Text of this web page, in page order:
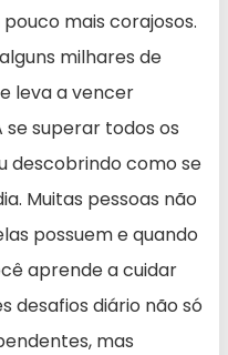
mais corajosos.
milhares de
leva a vencer
superar todos os
descobrindo como se
Muitas pessoas não
possuem e quando
aprende a cuidar
desafios diário não só
mas